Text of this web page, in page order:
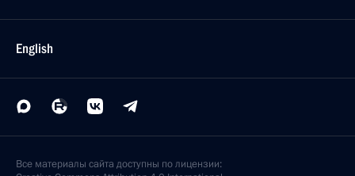
English
Все материалы сайта доступны по лицензии: